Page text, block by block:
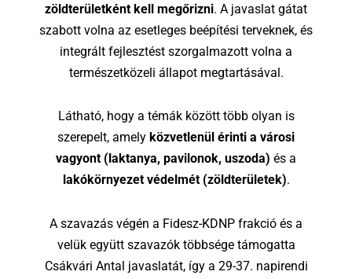
zöldterületként kell megőrizni. A javaslat gátat
szabott volna az esetleges beépítési terveknek, és
integrált fejlesztést szorgalmazott volna a
természetközeli állapot megtartásával.
Látható, hogy a témák között több olyan is
szerepelt, amely közvetlenül érinti a városi
vagyont (laktanya, pavilonok, uszoda) és a
lakókörnyezet védelmét (zöldterületek).
A szavazás végén a Fidesz-KDNP frakció és a
velük együtt szavazók többsége támogatta
Csákvári Antal javaslatát, így a 29-37. napirendi